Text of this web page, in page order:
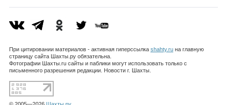
При цитировании материалов - активная гиперссылка shahty.ruна главную
страницу сайта Шахты.ру обязательна.
Фотографии Шахты.ru сайты и паблики могут использовать только с
письменного разрешения редакции. Новости г. Шахты.